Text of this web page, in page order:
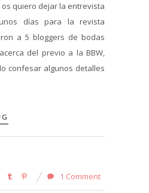
quiero dejar la entrevista
días para la revista
a 5 bloggers de bodas
del previo a la BBW,
confesar algunos detalles
1 Comment